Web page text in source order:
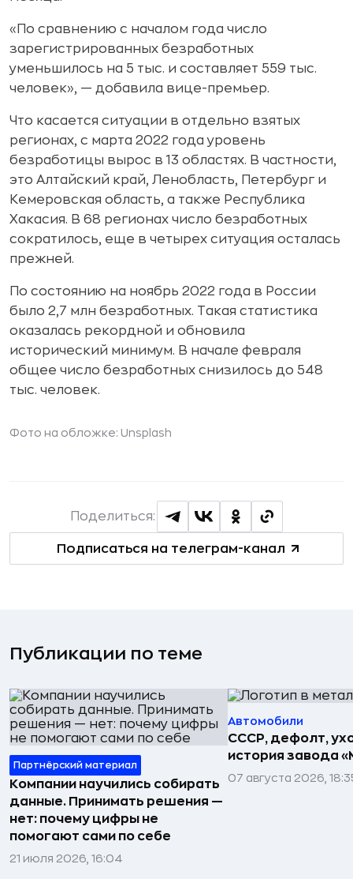
«По сравнению с началом года число
зарегистрированных безработных
уменьшилось на 5 тыс. и составляет 559 тыс.
человек», — добавила вице-премьер.
Что касается ситуации в отдельно взятых
регионах, с марта 2022 года уровень
безработицы вырос в 13 областях. В частности,
это Алтайский край, Ленобласть, Петербург и
Кемеровская область, а также Республика
Хакасия. В 68 регионах число безработных
сократилось, еще в четырех ситуация осталась
прежней.
По состоянию на ноябрь 2022 года в России
было 2,7 млн безработных. Такая статистика
оказалась рекордной и обновила
исторический минимум. В начале февраля
общее число безработных снизилось до 548
тыс. человек.
Фото на обложке: Unsplash
Подписаться на телеграм-канал
Поделиться:
Публикации по теме
Партнёрский материал
Компании научились собирать
данные. Принимать решения —
нет: почему цифры не
помогают сами по себе
21 июля 2026, 16:04
Автомобили
СССР, дефолт,
история завода
07 августа 2026,